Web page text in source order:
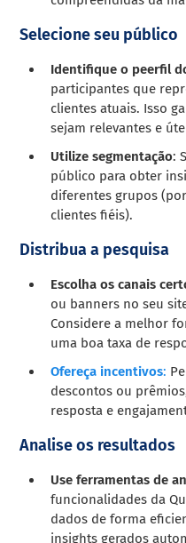
Selecione seu público
Identifique o peerfil
participantes que
clientes atuais. Isso
sejam relevantes e
Utilize segmentação:
público para obter
diferentes grupos
clientes fiéis).
Distribua a pesquisa
Escolha os canais
ou banners no seu
Considere a melhor
uma boa taxa de
Ofereça incentivos:
descontos ou
resposta e
Analise os resultados
Use ferramentas de
funcionalidades da
dados de forma
insights gerados